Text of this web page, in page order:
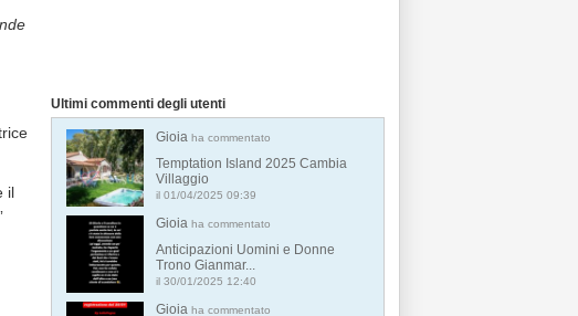
il
Ultimi commenti degli utenti
Gioia ha commentato
Temptation Island 2025 Cambia
Villaggio
il 01/04/2025 09:39
Gioia ha commentato
Anticipazioni Uomini e Donne
Trono Gianmar...
il 30/01/2025 12:40
Gioia ha commentato